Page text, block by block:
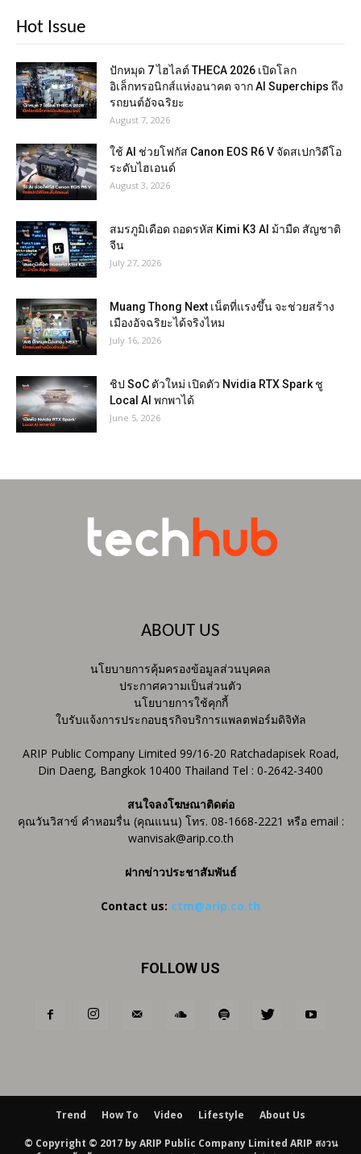
Hot Issue
ปักหมุด 7 ไฮไลต์ THECA 2026 เปิดโลก
อิเล็กทรอนิกส์แห่งอนาคต จาก AI Superchips ถึง
รถยนต์อัจฉริยะ
August 7, 2026
ใช้ AI ช่วยโฟกัส Canon EOS R6 V จัดสเปกวิดีโอ
ระดับไฮเอนด์
August 3, 2026
สมรภูมิเดือด ถอดรหัส Kimi K3 AI ม้ามืด สัญชาติ
จีน
July 27, 2026
Muang Thong Next เน็ตที่แรงขึ้น จะช่วยสร้าง
เมืองอัจฉริยะได้จริงไหม
July 16, 2026
ชิป SoC ตัวใหม่ เปิดตัว Nvidia RTX Spark ชู
Local AI พกพาได้
June 5, 2026
ABOUT US
นโยบายการคุ้มครองข้อมูลส่วนบุคคล
ประกาศความเป็นส่วนตัว
นโยบายการใช้คุกกี้
ใบรับแจ้งการประกอบธุรกิจบริการแพลตฟอร์มดิจิทัล
ARIP Public Company Limited 99/16-20 Ratchadapisek Road,
Din Daeng, Bangkok 10400 Thailand Tel : 0-2642-3400
สนใจลงโฆษณาติดต่อ
คุณวันวิสาข์ คำหอมรื่น (คุณแนน) โทร. 08-1668-2221 หรือ email :
wanvisak@arip.co.th
ฝากข่าวประชาสัมพันธ์
Contact us: ctm@arip.co.th
FOLLOW US
Trend How To Video Lifestyle About Us
© Copyright © 2017 by ARIP Public Company Limited ARIP สงวน